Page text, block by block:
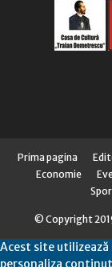
Prima pagina
Economie
© Copyright
Acest site